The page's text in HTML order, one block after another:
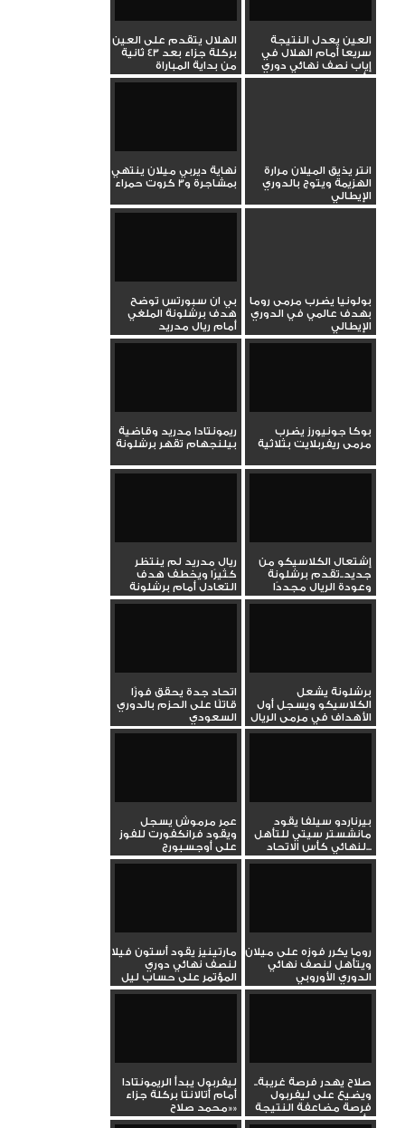
العين يعدل النتيجة
سريعا أمام الهلال في
إياب نصف نهائي دوري
أبطال...
الهلال يتقدم على العين
بركلة جزاء بعد 43 ثانية
من بداية المباراة
انتر يذيق الميلان مرارة
الهزيمة ويتوج بالدوري
الإيطالي
نهاية ديربي ميلان ينتهي
بمشاجرة و3 كروت حمراء
بولونيا يضرب مرمى روما
بهدف عالمي في الدوري
الإيطالي
بي ان سبورتس توضح
هدف برشلونة الملغي
أمام ريال مدريد
بوكا جونيورز يضرب
مرمى ريفربلايت بثلاثية
ريمونتادا مدريد وقاضية
بيلنجهام تقهر برشلونة
إشتعال الكلاسيكو من
جديد..تقدم برشلونة
وعودة الريال مجددًا
ريال مدريد لم ينتظر
كثيرًا ويخطف هدف
التعادل أمام برشلونة
برشلونة يشعل
الكلاسيكو ويسجل أول
الأهداف في مرمى الريال
اتحاد جدة يحقق فوزًا
قاتلًا على الحزم بالدوري
السعودي
بيرناردو سيلفا يقود
مانشستر سيتي للتأهل
لنهائي كأس الاتحاد...
عمر مرموش يسجل
ويقود فرانكفورت للفوز
على أوجسبورج
روما يكرر فوزه على ميلان
ويتأهل لنصف نهائي
الدوري الأوروبي
مارتينيز يقود أستون فيلا
لنصف نهائي دوري
المؤتمر على حساب ليل
صلاح يهدر فرصة غريبة..
ويضيع على ليفربول
فرصة مضاعفة النتيجة
أمام...
ليفربول يبدأ الريمونتادا
أمام أتالانتا بركلة جزاء
«محمد صلاح»